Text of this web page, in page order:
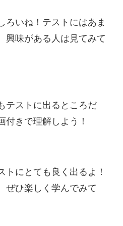
ろいね！テストにはあま
興味がある人は見てみて
テストに出るところだ
付きで理解しよう！
トにとても良く出るよ！
ぜひ楽しく学んでみて